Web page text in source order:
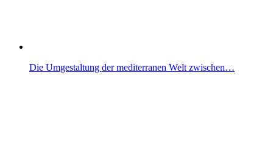
Die Umgestaltung der mediterranen Welt zwischen…